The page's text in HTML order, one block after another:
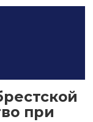
при